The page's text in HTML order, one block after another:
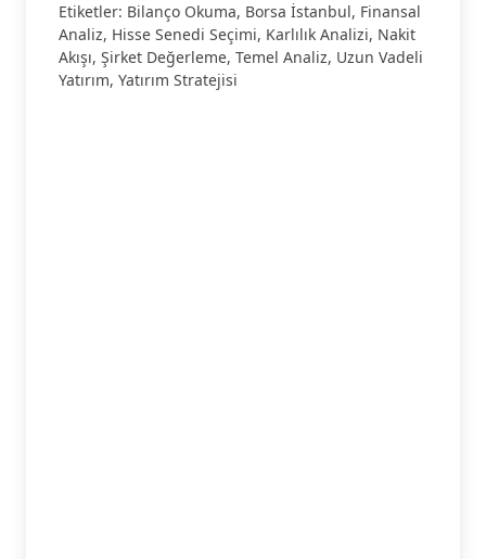
Etiketler: Bilanço Okuma, Borsa İstanbul, Finansal
Analiz, Hisse Senedi Seçimi, Karlılık Analizi, Nakit
Akışı, Şirket Değerleme, Temel Analiz, Uzun Vadeli
Yatırım, Yatırım Stratejisi